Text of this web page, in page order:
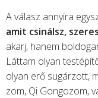
A válasz annyira
amit csinálsz,
akarj, hanem
Láttam olyan
olyan erő sugárzott,
zom, Qi Gongozom,